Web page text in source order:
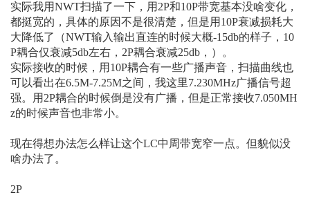
实际我用NWT扫描了一下，用2P和10P带宽基本没啥变化，
都挺宽的，具体的原因不是很清楚，但是用10P衰减损耗大
大降低了（NWT输入输出直连的时候大概-15db的样子，10
P耦合仅衰减5db左右，2P耦合衰减25db，）。
实际接收的时候，用10P耦合有一些广播声音，扫描曲线也
可以看出在6.5M-7.25M之间，我这里7.230MHz广播信号超
强。用2P耦合的时候倒是没有广播，但是正常接收7.050MH
z的时候声音也非常小。
现在得想办法怎么样让这个LC中周带宽窄一点。但貌似没
啥办法了。
2P